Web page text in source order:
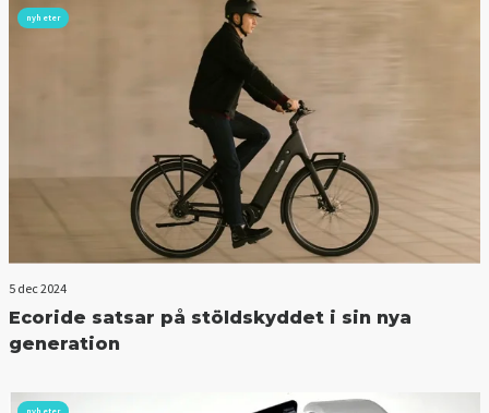
nyheter
5 dec 2024
Ecoride satsar på stöldskyddet i sin nya
generation
nyheter